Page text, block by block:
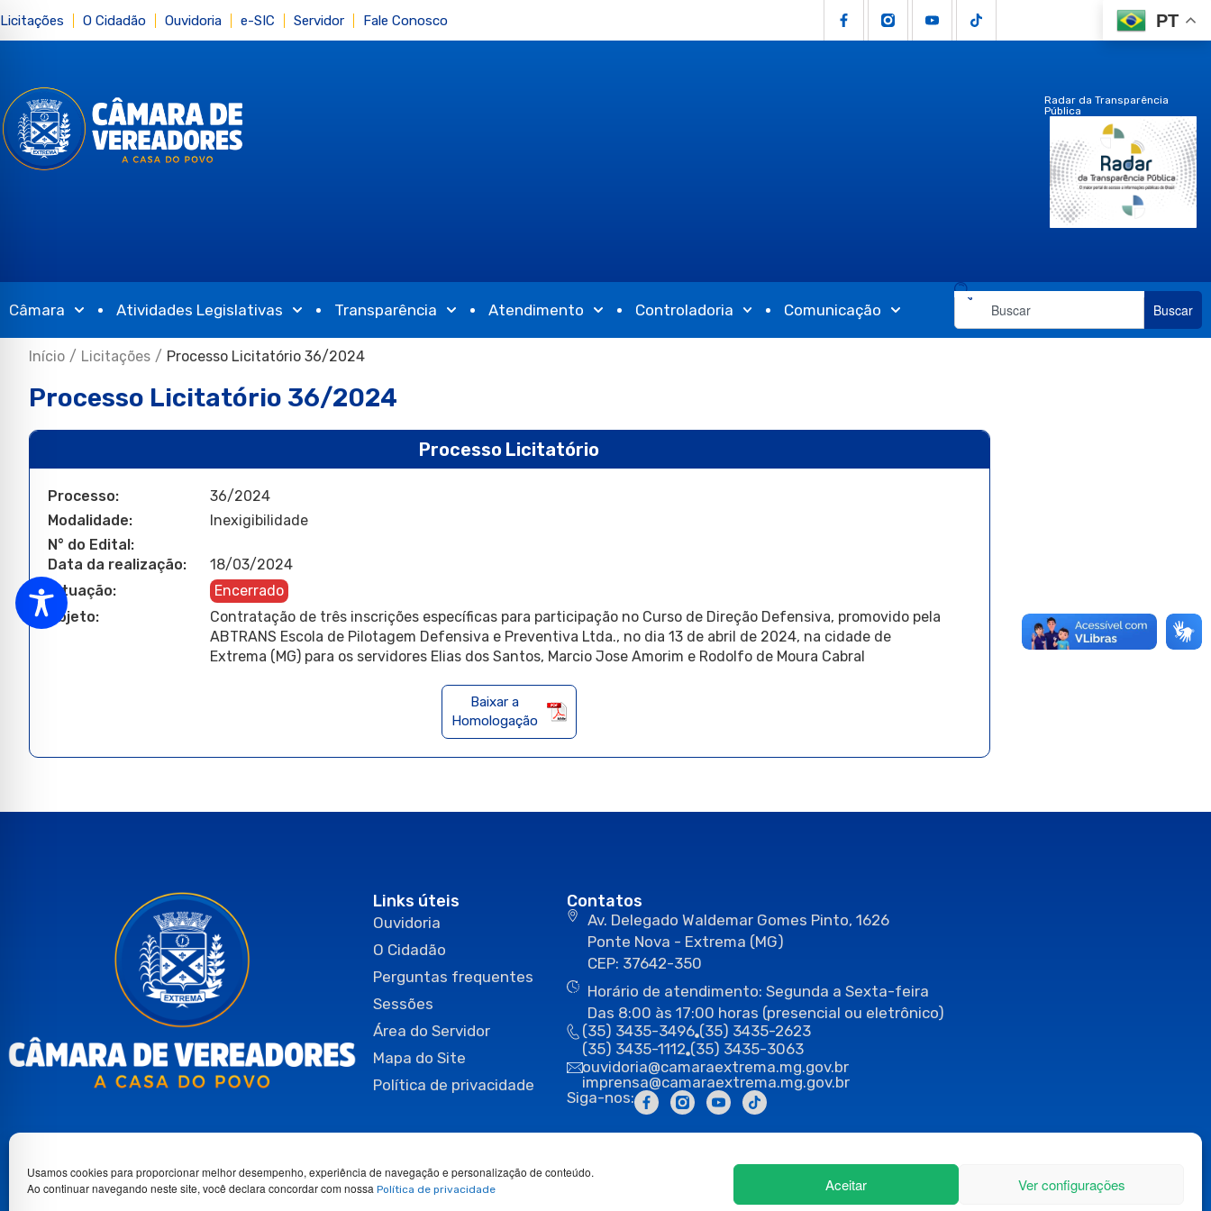
Usamos cookies para proporcionar melhor desempenho, experiência de navegação e personalização de conteúdo.
Ao continuar navegando neste site, você declara concordar com nossa Política de privacidade Aceitar Ver configurações
Licitações O Cidadão Ouvidoria e-SIC Servidor Fale Conosco PT
Radar da Transparência
Pública
Câmara Atividades Legislativas Transparência Atendimento Controladoria Comunicação Buscar
Início / Licitações / Processo Licitatório 36/2024
Processo Licitatório 36/2024
Processo Licitatório
Processo:
36/2024
Modalidade:
Inexigibilidade
N° do Edital:
Data da realização:
18/03/2024
Situação:
Encerrado
Objeto:
Contratação de três inscrições específicas para participação no Curso de Direção Defensiva, promovido pela
ABTRANS Escola de Pilotagem Defensiva e Preventiva Ltda., no dia 13 de abril de 2024, na cidade de
Extrema (MG) para os servidores Elias dos Santos, Marcio Jose Amorim e Rodolfo de Moura Cabral
Baixar a
Homologação
Links úteis
Ouvidoria
O Cidadão
Perguntas frequentes
Sessões
Área do Servidor
Mapa do Site
Política de privacidade
Contatos
Av. Delegado Waldemar Gomes Pinto, 1626
Ponte Nova - Extrema (MG)
CEP: 37642-350
Horário de atendimento: Segunda a Sexta-feira
Das 8:00 às 17:00 horas (presencial ou eletrônico)
(35) 3435-3496 (35) 3435-2623
(35) 3435-1112 (35) 3435-3063
ouvidoria@camaraextrema.mg.gov.br
imprensa@camaraextrema.mg.gov.br
Siga-nos: